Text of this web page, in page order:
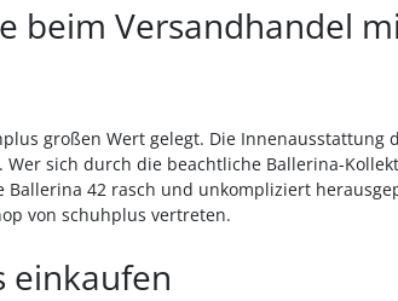
beim Versandhandel
großen Wert gelegt. Die Innenausstattung
sich durch die beachtliche Ballerina-
42 rasch und unkompliziert
von schuhplus vertreten.
einkaufen